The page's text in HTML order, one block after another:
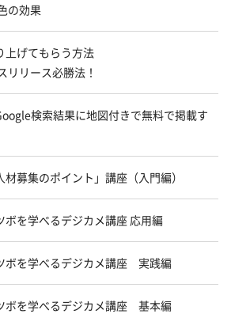
の効果
上げてもらう方法
リリース必勝法！
検索結果に地図付きで無料で掲載す
募集のポイント」講座（入門編）
ボを学べるデジカメ講座 応用編
ボを学べるデジカメ講座 実践編
ボを学べるデジカメ講座 基本編